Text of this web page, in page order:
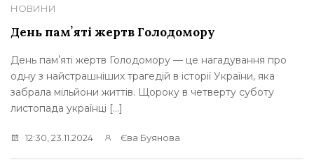
НОВИНИ
День памʼяті жертв Голодомору
День памʼяті жертв Голодомору — це нагадування про
одну з найстрашніших трагедій в історії України, яка
забрала мільйони життів. Щороку в четверту суботу
листопада українці […]
12:30, 23.11.2024 Єва Буянова